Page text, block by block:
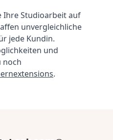
Ihre Studioarbeit auf
unvergleichliche
jede Kundin.
und
noch
.